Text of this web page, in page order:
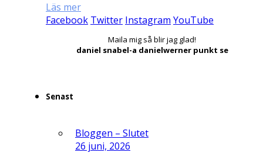
Läs mer
Facebook Twitter Instagram YouTube
Maila mig så blir jag glad!
daniel snabel-a danielwerner punkt se
Senast
Bloggen – Slutet
26 juni, 2026